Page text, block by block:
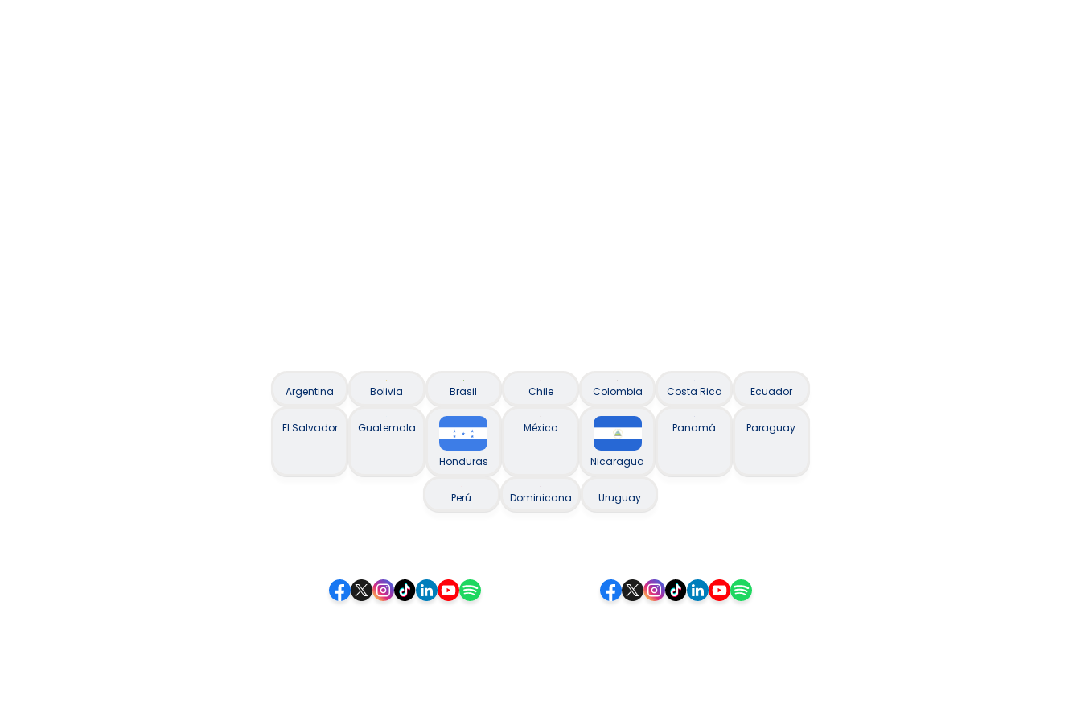
Argentina Bolivia Brasil Chile Colombia Costa Rica Ecuador
El Salvador Guatemala
Honduras
México
Nicaragua
Panamá Paraguay
Perú Dominicana Uruguay